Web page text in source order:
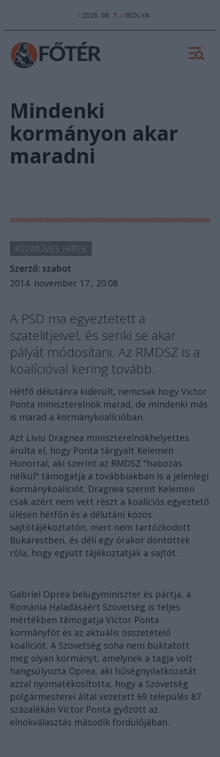
//2026. 08. 7. //IBOLYA
Mindenki
kormányon akar
maradni
KÉZMŰVES HÍREK
Szerző: szabot
2014. november 17., 20:08
A PSD ma egyeztetett a
szatelitjeivel, és senki se akar
pályát módosítani. Az RMDSZ is a
koalícióval kering tovább.
Hétfő délutánra kiderült, nemcsak hogy Victor
Ponta miniszterelnök marad, de mindenki más
is marad a kormánykoalícióban.
Azt Liviu Dragnea miniszterelnökhelyettes
árulta el, hogy Ponta tárgyalt Kelemen
Hunorral, aki szerint az RMDSZ "habozás
nélkül" támogatja a továbbiakban is a jelenlegi
kormánykoalíciót. Dragnea szerint Kelemen
csak azért nem vett részt a koalíciós egyeztető
ülésen hétfőn és a délutáni közös
sajtótájékoztatón, mert nem tartózkodott
Bukarestben, és déli egy órakor döntöttek
róla, hogy együtt tájékoztatják a sajtót.
Gabriel Oprea belügyminiszter és pártja, a
Románia Haladásáért Szövetség is teljes
mértékben támogatja Victor Ponta
kormányfőt és az aktuális összetételő
koalíciót. A Szövetség soha nem buktatott
meg olyan kormányt, amelynek a tagja volt -
hangsúlyozta Oprea, aki hűségnyilatkozatát
azzal nyomatékosította, hogy a Szövetség
polgármesterei által vezetett 69 település 87
százalékán Victor Ponta győzött az
elnökválasztás második fordulójában.